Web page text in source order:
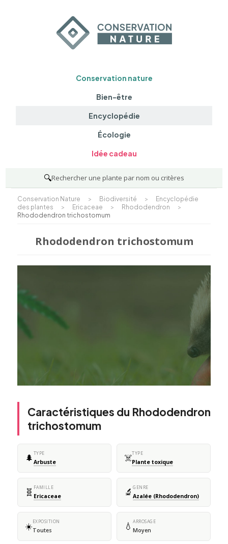
Conservation nature
Bien-être
Encyclopédie
Écologie
Idée cadeau
🔍Rechercher une plante par nom ou critères
Conservation Nature > Biodiversité >
Encyclopédie
des plantes
> Ericaceae > Rhododendron
>
Rhododendron trichostomum
Rhododendron trichostomum
Caractéristiques du Rhododendron
trichostomum
🌲 TYPE
Arbuste ☠️TYPE
Plante toxique
🧬 FAMILLE
Ericaceae 🔬 GENRE
Azalée (Rhododendron)
☀️EXPOSITION
Toutes 💧 ARROSAGE
Moyen